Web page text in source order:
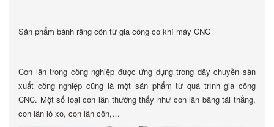
Sản phẩm bánh răng côn từ gia công cơ khí máy CNC
Con lăn trong công nghiệp được ứng dụng trong dây chuyền sản
xuất công nghiệp cũng là một sản phẩm từ quá trình gia công
CNC. Một số loại con lăn thường thấy như con lăn băng tải thẳng,
con lăn lò xo, con lăn côn,…